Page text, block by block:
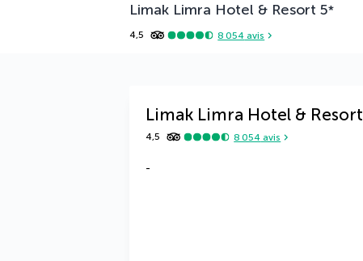
Limak Limra Hotel & Resort 5*
4,5 8 054 avis
Limak Limra Hotel & Resort
4,5 8 054 avis
-